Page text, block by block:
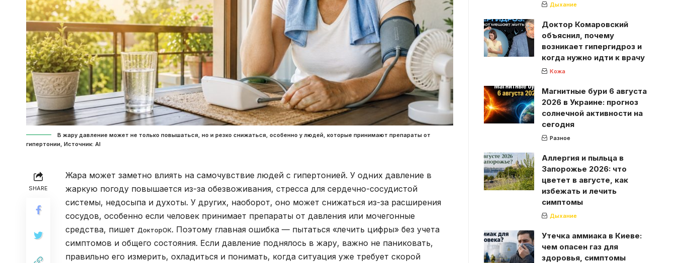
В жару давление может не только повышаться, но и резко снижаться, особенно у людей, которые принимают препараты от
гипертонии, Источник: Al
SHARE
Жара может заметно влиять на самочувствие людей с гипертонией. У одних давление в
жаркую погоду повышается из-за обезвоживания, стресса для сердечно-сосудистой
системы, недосыпа и духоты. У других, наоборот, оно может снижаться из-за расширения
сосудов, особенно если человек принимает препараты от давления или мочегонные
средства, пишет ДокторОК. Поэтому главная ошибка — пытаться «лечить цифры» без учета
симптомов и общего состояния. Если давление поднялось в жару, важно не паниковать,
правильно его измерить, охладиться и понимать, когда ситуация уже требует скорой
Дыхание
Доктор Комаровский
объяснил, почему
возникает гипергидроз и
когда нужно идти к врачу
Кожа
Магнитные бури 6 августа
2026 в Украине: прогноз
солнечной активности на
сегодня
Разное
Аллергия и пыльца в
Запорожье 2026: что
цветет в августе, как
избежать и лечить
симптомы
Дыхание
Утечка аммиака в Киеве:
чем опасен газ для
здоровья, симптомы